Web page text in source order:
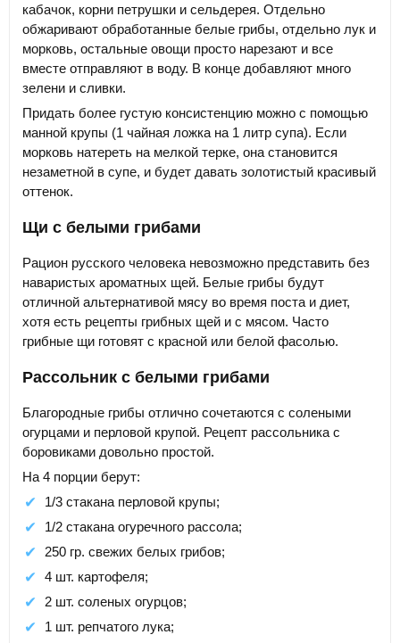
кабачок, корни петрушки и сельдерея. Отдельно
обжаривают обработанные белые грибы, отдельно лук и
морковь, остальные овощи просто нарезают и все
вместе отправляют в воду. В конце добавляют много
зелени и сливки.
Придать более густую консистенцию можно с помощью
манной крупы (1 чайная ложка на 1 литр супа). Если
морковь натереть на мелкой терке, она становится
незаметной в супе, и будет давать золотистый красивый
оттенок.
Щи с белыми грибами
Рацион русского человека невозможно представить без
наваристых ароматных щей. Белые грибы будут
отличной альтернативой мясу во время поста и диет,
хотя есть рецепты грибных щей и с мясом. Часто
грибные щи готовят с красной или белой фасолью.
Рассольник с белыми грибами
Благородные грибы отлично сочетаются с солеными
огурцами и перловой крупой. Рецепт рассольника с
боровиками довольно простой.
На 4 порции берут:
1/3 стакана перловой крупы;
1/2 стакана огуречного рассола;
250 гр. свежих белых грибов;
4 шт. картофеля;
2 шт. соленых огурцов;
1 шт. репчатого лука;